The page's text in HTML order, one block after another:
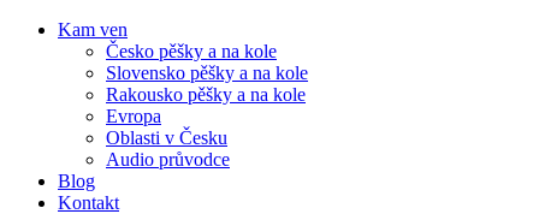
Kam ven
Česko pěšky a na kole
Slovensko pěšky a na kole
Rakousko pěšky a na kole
Evropa
Oblasti v Česku
Audio průvodce
Blog
Kontakt